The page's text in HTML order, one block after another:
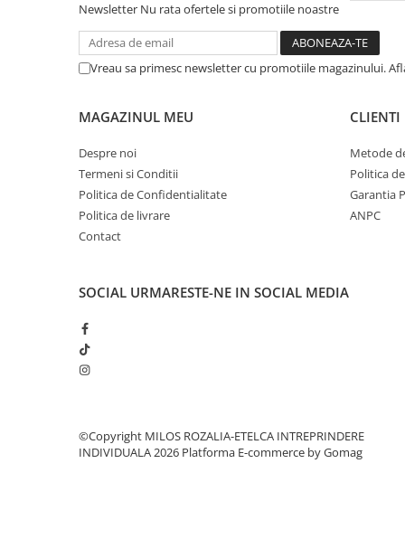
Newsletter Nu rata ofertele si promotiile noastre
Vreau sa primesc newsletter cu promotiile magazinului.
MAGAZINUL MEU
Despre noi
Termeni si Conditii
Politica de Confidentialitate
Politica de livrare
Contact
CLIENTI
Metode
Politica
Garantia
ANPC
SOCIAL URMARESTE-NE IN SOCIAL MEDIA
©Copyright MILOS ROZALIA-ETELCA INTREPRINDERE
INDIVIDUALA 2026 Platforma E-commerce by Gomag